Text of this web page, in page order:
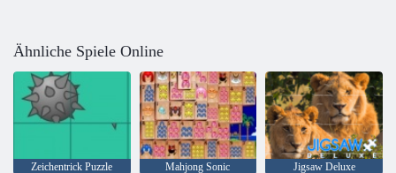
Ähnliche Spiele Online
Zeichentrick Puzzle Mahjong Sonic Jigsaw Deluxe